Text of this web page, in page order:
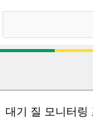
대기 질 모니터링